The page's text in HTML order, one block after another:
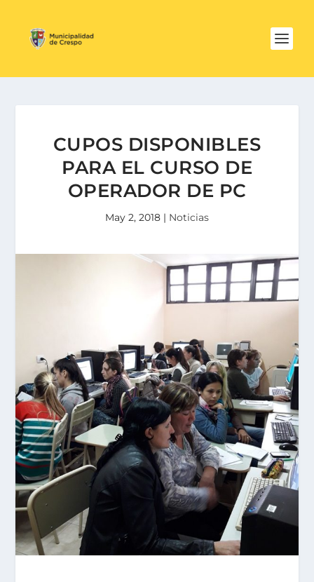
CUPOS DISPONIBLES
PARA EL CURSO DE
OPERADOR DE PC
May 2, 2018 | Noticias